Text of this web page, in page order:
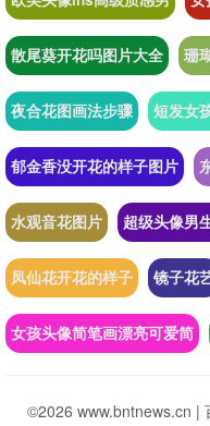
散尾葵开花吗图片大全 珊
夜合花图画法步骤 短发女
郁金香没开花的样子图片
水观音花图片 超级头像男
凤仙花开花的样子 镜子花
女孩头像简笔画漂亮可爱简
©2026 www.bntnews.cn |